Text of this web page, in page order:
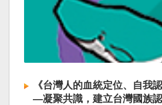
《台灣人的血統定位、自我
—凝聚共識，建立台灣國族